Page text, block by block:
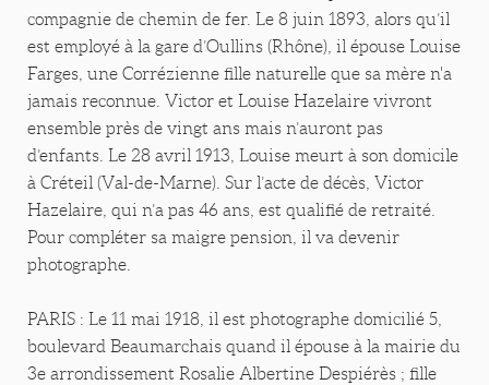
compagnie de chemin de fer. Le 8 juin 1893, alors qu’il
est employé à la gare d’Oullins (Rhône), il épouse Louise
Farges, une Corrézienne fille naturelle que sa mère n'a
jamais reconnue. Victor et Louise Hazelaire vivront
ensemble près de vingt ans mais n’auront pas
d’enfants. Le 28 avril 1913, Louise meurt à son domicile
à Créteil (Val-de-Marne). Sur l’acte de décès, Victor
Hazelaire, qui n’a pas 46 ans, est qualifié de retraité.
Pour compléter sa maigre pension, il va devenir
photographe.
PARIS : Le 11 mai 1918, il est photographe domicilié 5,
boulevard Beaumarchais quand il épouse à la mairie du
3e arrondissement Rosalie Albertine Despiérès ; fille